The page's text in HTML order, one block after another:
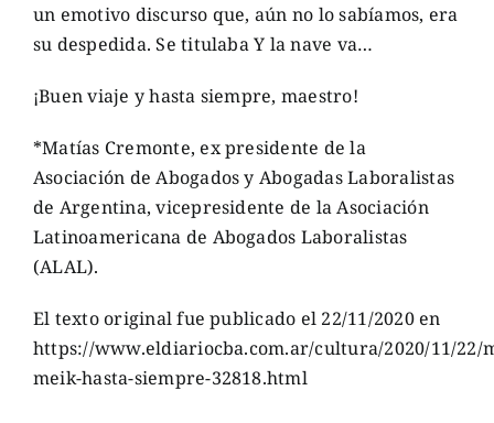
un emotivo discurso que, aún no lo sabíamos, era
su despedida. Se titulaba Y la nave va…
¡Buen viaje y hasta siempre, maestro!
*Matías Cremonte, ex presidente de la
Asociación de Abogados y Abogadas Laboralistas
de Argentina, vicepresidente de la Asociación
Latinoamericana de Abogados Laboralistas
(ALAL).
El texto original fue publicado el 22/11/2020 en
https://www.eldiariocba.com.ar/cultura/2020/11/22/
meik-hasta-siempre-32818.html